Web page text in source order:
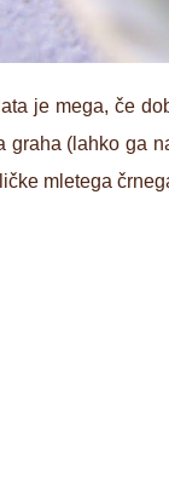
je mega, če
graha (lahko ga
mletega